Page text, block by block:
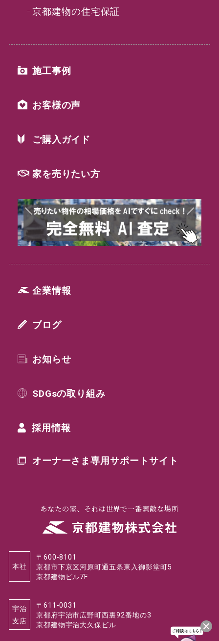
京都建物の住宅保証
施工事例
お客様の声
ご購入ガイド
家を売りたい方
企業情報
ブログ
お知らせ
SDGsの取り組み
採用情報
オーナーさま専用サポートサイト
あなたの家、それは世界で一番素敵な場所
本社
〒600-8101
京都市下京区河原町通五条東入御影堂町5
京都建物ビル7F
宇治
支店
〒611-0031
京都府宇治市広野町西裏92番地の3
京都建物宇治大久保ビル